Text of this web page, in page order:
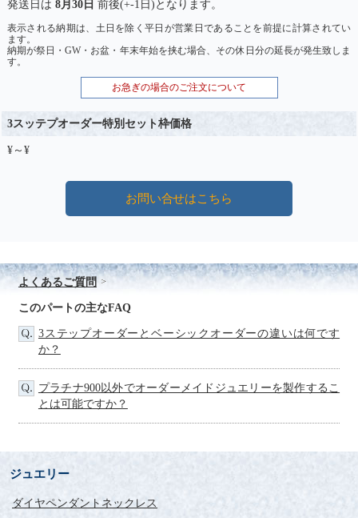
発送日は 8月30日 前後(+-1日)となります。
表示される納期は、土日を除く平日が営業日であることを前提に計算されてい
ます。
納期が祭日・GW・お盆・年末年始を挟む場合、その休日分の延長が発生致しま
す。
お急ぎの場合のご注文について
3スッテプオーダー特別セット枠価格
¥～¥
お問い合せはこちら
よくあるご質問
このパートの主なFAQ
3ステップオーダーとベーシックオーダーの違いは何です
か？
プラチナ900以外でオーダーメイドジュエリーを製作するこ
とは可能ですか？
ジュエリー
ダイヤペンダントネックレス